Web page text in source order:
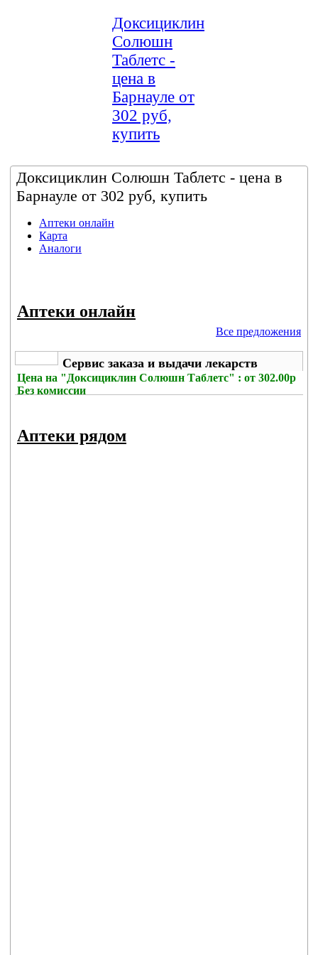
Доксициклин
Солюшн
Таблетс -
цена в
Барнауле от
302 руб,
купить
Доксициклин Солюшн Таблетс - цена в
Барнауле от 302 руб, купить
Аптеки онлайн
Карта
Аналоги
Аптеки онлайн
Все предложения
Сервис заказа и выдачи лекарств
Цена на "Доксициклин Солюшн Таблетс" : от 302.00р
Без комиссии
Аптеки рядом